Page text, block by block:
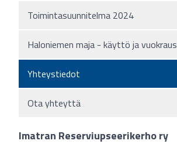
Toimintasuunnitelma 2024
Haloniemen maja - käyttö ja vuokraus
Yhteystiedot
Ota yhteyttä
Imatran Reserviupseerikerho ry